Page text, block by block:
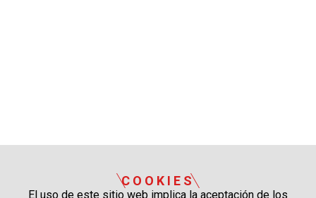
COOKIES
El uso de este sitio web implica la aceptación de los